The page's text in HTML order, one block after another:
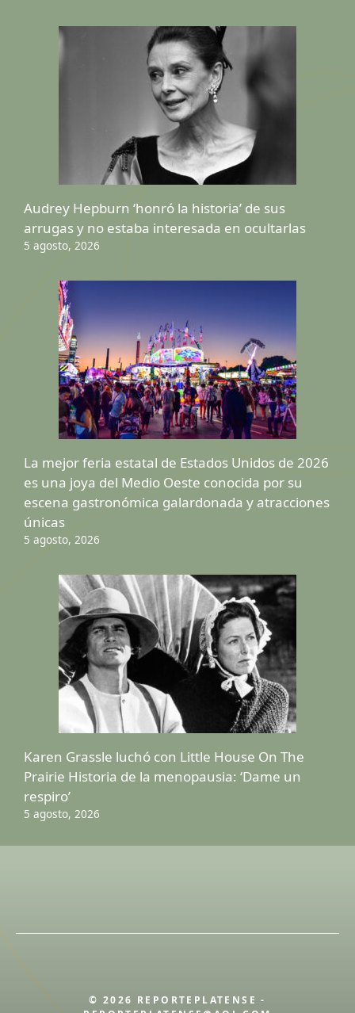
Audrey Hepburn ‘honró la historia’ de sus
arrugas y no estaba interesada en ocultarlas
5 agosto, 2026
La mejor feria estatal de Estados Unidos de 2026
es una joya del Medio Oeste conocida por su
escena gastronómica galardonada y atracciones
únicas
5 agosto, 2026
Karen Grassle luchó con Little House On The
Prairie Historia de la menopausia: ‘Dame un
respiro’
5 agosto, 2026
© 2026 REPORTEPLATENSE -